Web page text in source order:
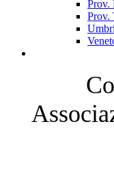
Prov.
Prov.